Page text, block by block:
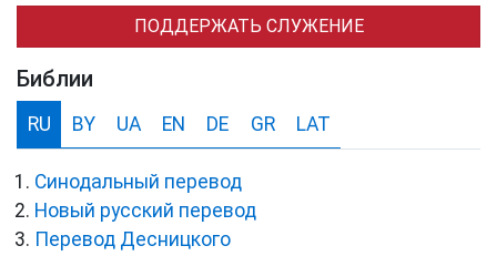
ПОДДЕРЖАТЬ СЛУЖЕНИЕ
Библии
RU BY UA EN DE GR LAT
Синодальный перевод
Новый русский перевод
Перевод Десницкого